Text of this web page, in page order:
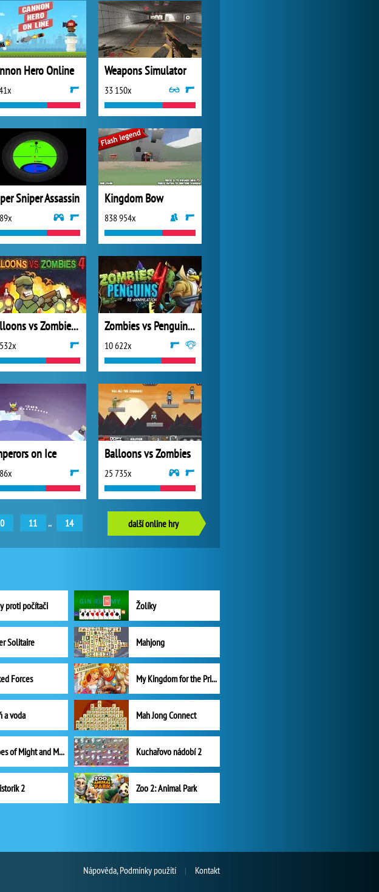
Hero Online Weapons Simulator
33 150x
Sniper Assassin Kingdom Bow
838 954x
Balloons vs Zombies 4 Zombies vs Penguins 4
10 622x
on Ice Balloons vs Zombies
25 735x
11 .. 14 další online hry
Zoo 2: Animal Park
proti počítači Žolíky
Solitaire Mahjong
Forces My Kingdom for the Princess Plná verze
a voda Mah Jong Connect
Heroes of Might and Magic II Kuchařovo nádobí 2
2 Zoo 2: Animal Park
Nápověda, Podmínky použití Kontakt